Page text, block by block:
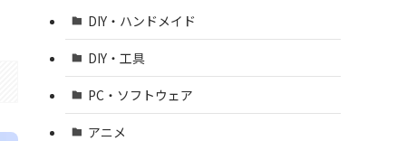
DIY・ハンドメイド
DIY・工具
PC・ソフトウェア
アニメ